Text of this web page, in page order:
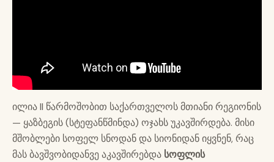
ილია II წარმოშობით საქართველოს მთიანი რეგიონის
— ყაზბეგის (სტეფანწმინდა) ოჯახს უკავშირდება. მისი
მშობლები სოფელ სნოდან და სიონიდან იყვნენ, რაც
მას ბავშვობიდანვე აკავშირებდა სოფლის